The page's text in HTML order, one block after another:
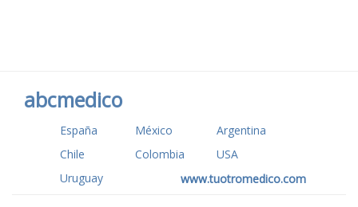
abcmedico
España México
Argentina
Chile
Colombia
USA
Uruguay
www.tuotromedico.com